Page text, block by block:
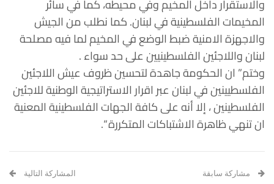
والاستقرار داخل المخيم وفي محيطه، كما في سائر
المخيمات الفلسطينية في لبنان. كما نطلب من الجيش
والاجهزة الامنية ضبط الوضع في المخيم لما فيه مصلحة
لبنان واللاجئين الفلسطينيين على حد سواء .
وختم” ان الحكومة جاهدة لتحسين ظروف عيش اللاجئين
الفلسطيينين في لبنان عبر اقرار الاستراتيجية الوطنية للاجئين
الفلسطينين ، إلا أنه على كافة الجهات الفلسطينية المعنية
ان تنهي ظاهرة الاشتباكات المتكررة “.
مشاركة سابقة المشاركة التالية